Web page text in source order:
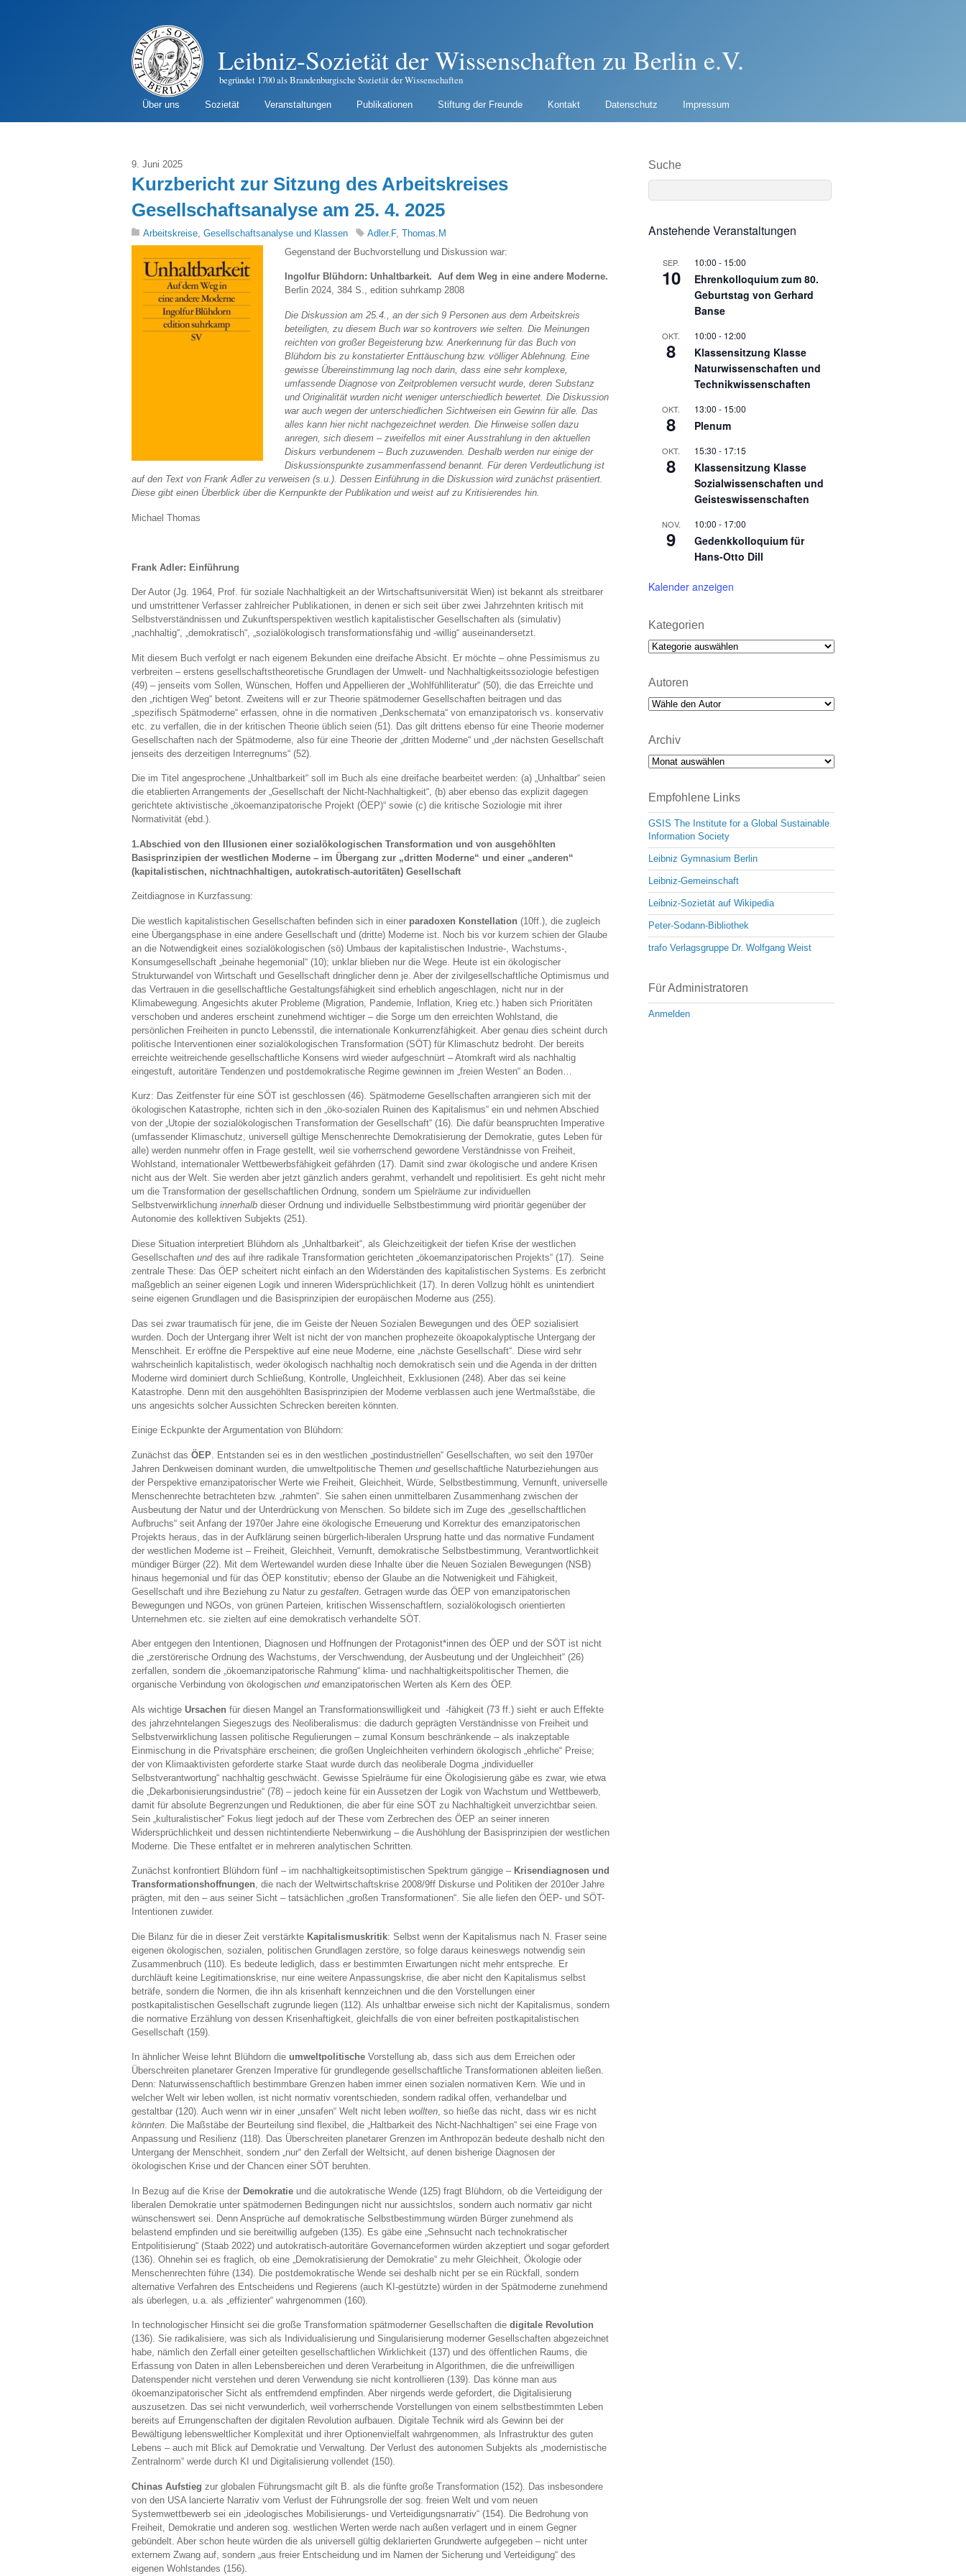
Leibniz-Sozietät der Wissenschaften zu Berlin e.V.
begründet 1700 als Brandenburgische Sozietät der Wissenschaften
Über uns Sozietät Veranstaltungen Publikationen Stiftung der Freunde Kontakt Datenschutz Impressum
9. Juni 2025
Kurzbericht zur Sitzung des Arbeitskreises
Gesellschaftsanalyse am 25. 4. 2025
Arbeitskreise Gesellschaftsanalyse und Klassen Adler.F, Thomas.M
Gegenstand der Buchvorstellung und Diskussion war:
Ingolfur Blühdorn: Unhaltbarkeit. Auf dem Weg in eine andere Moderne.
Berlin 2024, 384 S., edition suhrkamp 2808
Die Diskussion am 25.4., an der sich 9 Personen aus dem Arbeitskreis
beteiligten, zu diesem Buch war so kontrovers wie selten. Die Meinungen
reichten von großer Begeisterung bzw. Anerkennung für das Buch von
Blühdorn bis zu konstatierter Enttäuschung bzw. völliger Ablehnung. Eine
gewisse Übereinstimmung lag noch darin, dass eine sehr komplexe,
umfassende Diagnose von Zeitproblemen versucht wurde, deren Substanz
und Originalität wurden nicht weniger unterschiedlich bewertet. Die Diskussion
war auch wegen der unterschiedlichen Sichtweisen ein Gewinn für alle. Das
alles kann hier nicht nachgezeichnet werden. Die Hinweise sollen dazu
anregen, sich diesem – zweifellos mit einer Ausstrahlung in den aktuellen
Diskurs verbundenem – Buch zuzuwenden. Deshalb werden nur einige der
Diskussionspunkte zusammenfassend benannt. Für deren Verdeutlichung ist
auf den Text von Frank Adler zu verweisen (s.u.). Dessen Einführung in die Diskussion wird zunächst präsentiert.
Diese gibt einen Überblick über die Kernpunkte der Publikation und weist auf zu Kritisierendes hin.
Michael Thomas
Frank Adler: Einführung
Der Autor (Jg. 1964, Prof. für soziale Nachhaltigkeit an der Wirtschaftsuniversität Wien) ist bekannt als streitbarer
und umstrittener Verfasser zahlreicher Publikationen, in denen er sich seit über zwei Jahrzehnten kritisch mit
Selbstverständnissen und Zukunftsperspektiven westlich kapitalistischer Gesellschaften als (simulativ)
„nachhaltig“, „demokratisch“, „sozialökologisch transformationsfähig und -willig“ auseinandersetzt.
Mit diesem Buch verfolgt er nach eigenem Bekunden eine dreifache Absicht. Er möchte – ohne Pessimismus zu
verbreiten – erstens gesellschaftstheoretische Grundlagen der Umwelt- und Nachhaltigkeitssoziologie befestigen
(49) – jenseits vom Sollen, Wünschen, Hoffen und Appellieren der „Wohlfühlliteratur“ (50), die das Erreichte und
den „richtigen Weg“ betont. Zweitens will er zur Theorie spätmoderner Gesellschaften beitragen und das
„spezifisch Spätmoderne“ erfassen, ohne in die normativen „Denkschemata“ von emanzipatorisch vs. konservativ
etc. zu verfallen, die in der kritischen Theorie üblich seien (51). Das gilt drittens ebenso für eine Theorie moderner
Gesellschaften nach der Spätmoderne, also für eine Theorie der „dritten Moderne“ und „der nächsten Gesellschaft
jenseits des derzeitigen Interregnums“ (52).
Die im Titel angesprochene „Unhaltbarkeit“ soll im Buch als eine dreifache bearbeitet werden: (a) „Unhaltbar“ seien
die etablierten Arrangements der „Gesellschaft der Nicht-Nachhaltigkeit“, (b) aber ebenso das explizit dagegen
gerichtete aktivistische „ökoemanzipatorische Projekt (ÖEP)“ sowie (c) die kritische Soziologie mit ihrer
Normativität (ebd.).
1.Abschied von den Illusionen einer sozialökologischen Transformation und von ausgehöhlten
Basisprinzipien der westlichen Moderne – im Übergang zur „dritten Moderne“ und einer „anderen“
(kapitalistischen, nichtnachhaltigen, autokratisch-autoritäten) Gesellschaft
Zeitdiagnose in Kurzfassung:
Die westlich kapitalistischen Gesellschaften befinden sich in einer paradoxen Konstellation (10ff.), die zugleich
eine Übergangsphase in eine andere Gesellschaft und (dritte) Moderne ist. Noch bis vor kurzem schien der Glaube
an die Notwendigkeit eines sozialökologischen (sö) Umbaus der kapitalistischen Industrie-, Wachstums-,
Konsumgesellschaft „beinahe hegemonial“ (10); unklar blieben nur die Wege. Heute ist ein ökologischer
Strukturwandel von Wirtschaft und Gesellschaft dringlicher denn je. Aber der zivilgesellschaftliche Optimismus und
das Vertrauen in die gesellschaftliche Gestaltungsfähigkeit sind erheblich angeschlagen, nicht nur in der
Klimabewegung. Angesichts akuter Probleme (Migration, Pandemie, Inflation, Krieg etc.) haben sich Prioritäten
verschoben und anderes erscheint zunehmend wichtiger – die Sorge um den erreichten Wohlstand, die
persönlichen Freiheiten in puncto Lebensstil, die internationale Konkurrenzfähigkeit. Aber genau dies scheint durch
politische Interventionen einer sozialökologischen Transformation (SÖT) für Klimaschutz bedroht. Der bereits
erreichte weitreichende gesellschaftliche Konsens wird wieder aufgeschnürt – Atomkraft wird als nachhaltig
eingestuft, autoritäre Tendenzen und postdemokratische Regime gewinnen im „freien Westen“ an Boden…
Kurz: Das Zeitfenster für eine SÖT ist geschlossen (46). Spätmoderne Gesellschaften arrangieren sich mit der
ökologischen Katastrophe, richten sich in den „öko-sozialen Ruinen des Kapitalismus“ ein und nehmen Abschied
von der „Utopie der sozialökologischen Transformation der Gesellschaft“ (16). Die dafür beanspruchten Imperative
(umfassender Klimaschutz, universell gültige Menschenrechte Demokratisierung der Demokratie, gutes Leben für
alle) werden nunmehr offen in Frage gestellt, weil sie vorherrschend gewordene Verständnisse von Freiheit,
Wohlstand, internationaler Wettbewerbsfähigkeit gefährden (17). Damit sind zwar ökologische und andere Krisen
nicht aus der Welt. Sie werden aber jetzt gänzlich anders gerahmt, verhandelt und repolitisiert. Es geht nicht mehr
um die Transformation der gesellschaftlichen Ordnung, sondern um Spielräume zur individuellen
Selbstverwirklichung innerhalb dieser Ordnung und individuelle Selbstbestimmung wird prioritär gegenüber der
Autonomie des kollektiven Subjekts (251).
Diese Situation interpretiert Blühdorn als „Unhaltbarkeit“, als Gleichzeitigkeit der tiefen Krise der westlichen
Gesellschaften unddes auf ihre radikale Transformation gerichteten „ökoemanzipatorischen Projekts“ (17). Seine
zentrale These: Das ÖEP scheitert nicht einfach an den Widerständen des kapitalistischen Systems. Es zerbricht
maßgeblich an seiner eigenen Logik und inneren Widersprüchlichkeit (17). In deren Vollzug höhlt es unintendiert
seine eigenen Grundlagen und die Basisprinzipien der europäischen Moderne aus (255).
Das sei zwar traumatisch für jene, die im Geiste der Neuen Sozialen Bewegungen und des ÖEP sozialisiert
wurden. Doch der Untergang ihrer Welt ist nicht der von manchen prophezeite ökoapokalyptische Untergang der
Menschheit. Er eröffne die Perspektive auf eine neue Moderne, eine „nächste Gesellschaft“. Diese wird sehr
wahrscheinlich kapitalistisch, weder ökologisch nachhaltig noch demokratisch sein und die Agenda in der dritten
Moderne wird dominiert durch Schließung, Kontrolle, Ungleichheit, Exklusionen (248). Aber das sei keine
Katastrophe. Denn mit den ausgehöhlten Basisprinzipien der Moderne verblassen auch jene Wertmaßstäbe, die
uns angesichts solcher Aussichten Schrecken bereiten könnten.
Einige Eckpunkte der Argumentation von Blühdorn:
Zunächst das ÖEP . Entstanden sei es in den westlichen „postindustriellen“ Gesellschaften, wo seit den 1970er
Jahren Denkweisen dominant wurden, die umweltpolitische Themen und gesellschaftliche Naturbeziehungen aus
der Perspektive emanzipatorischer Werte wie Freiheit, Gleichheit, Würde, Selbstbestimmung, Vernunft, universelle
Menschenrechte betrachteten bzw. „rahmten“. Sie sahen einen unmittelbaren Zusammenhang zwischen der
Ausbeutung der Natur und der Unterdrückung von Menschen. So bildete sich im Zuge des „gesellschaftlichen
Aufbruchs“ seit Anfang der 1970er Jahre eine ökologische Erneuerung und Korrektur des emanzipatorischen
Projekts heraus, das in der Aufklärung seinen bürgerlich-liberalen Ursprung hatte und das normative Fundament
der westlichen Moderne ist – Freiheit, Gleichheit, Vernunft, demokratische Selbstbestimmung, Verantwortlichkeit
mündiger Bürger (22). Mit dem Wertewandel wurden diese Inhalte über die Neuen Sozialen Bewegungen (NSB)
hinaus hegemonial und für das ÖEP konstitutiv; ebenso der Glaube an die Notwenigkeit und Fähigkeit,
Gesellschaft und ihre Beziehung zu Natur zu gestalten . Getragen wurde das ÖEP von emanzipatorischen
Bewegungen und NGOs, von grünen Parteien, kritischen Wissenschaftlern, sozialökologisch orientierten
Unternehmen etc. sie zielten auf eine demokratisch verhandelte SÖT.
Aber entgegen den Intentionen, Diagnosen und Hoffnungen der Protagonist*innen des ÖEP und der SÖT ist nicht
die „zerstörerische Ordnung des Wachstums, der Verschwendung, der Ausbeutung und der Ungleichheit“ (26)
zerfallen, sondern die „ökoemanzipatorische Rahmung“ klima- und nachhaltigkeitspolitischer Themen, die
organische Verbindung von ökologischen undemanzipatorischen Werten als Kern des ÖEP.
Als wichtige Ursachen für diesen Mangel an Transformationswilligkeit und -fähigkeit (73 ff.) sieht er auch Effekte
des jahrzehntelangen Siegeszugs des Neoliberalismus: die dadurch geprägten Verständnisse von Freiheit und
Selbstverwirklichung lassen politische Regulierungen – zumal Konsum beschränkende – als inakzeptable
Einmischung in die Privatsphäre erscheinen; die großen Ungleichheiten verhindern ökologisch „ehrliche“ Preise;
der von Klimaaktivisten geforderte starke Staat wurde durch das neoliberale Dogma „individueller
Selbstverantwortung“ nachhaltig geschwächt. Gewisse Spielräume für eine Ökologisierung gäbe es zwar, wie etwa
die „Dekarbonisierungsindustrie“ (78) – jedoch keine für ein Aussetzen der Logik von Wachstum und Wettbewerb,
damit für absolute Begrenzungen und Reduktionen, die aber für eine SÖT zu Nachhaltigkeit unverzichtbar seien.
Sein „kulturalistischer“ Fokus liegt jedoch auf der These vom Zerbrechen des ÖEP an seiner inneren
Widersprüchlichkeit und dessen nichtintendierte Nebenwirkung – die Aushöhlung der Basisprinzipien der westlichen
Moderne. Die These entfaltet er in mehreren analytischen Schritten.
Zunächst konfrontiert Blühdorn fünf – im nachhaltigkeitsoptimistischen Spektrum gängige – Krisendiagnosen und
Transformationshoffnungen, die nach der Weltwirtschaftskrise 2008/9ff Diskurse und Politiken der 2010er Jahre
prägten, mit den – aus seiner Sicht – tatsächlichen „großen Transformationen“. Sie alle liefen den ÖEP- und SÖT-
Intentionen zuwider.
Die Bilanz für die in dieser Zeit verstärkte Kapitalismuskritik: Selbst wenn der Kapitalismus nach N. Fraser seine
eigenen ökologischen, sozialen, politischen Grundlagen zerstöre, so folge daraus keineswegs notwendig sein
Zusammenbruch (110). Es bedeute lediglich, dass er bestimmten Erwartungen nicht mehr entspreche. Er
durchläuft keine Legitimationskrise, nur eine weitere Anpassungskrise, die aber nicht den Kapitalismus selbst
beträfe, sondern die Normen, die ihn als krisenhaft kennzeichnen und die den Vorstellungen einer
postkapitalistischen Gesellschaft zugrunde liegen (112). Als unhaltbar erweise sich nicht der Kapitalismus, sondern
die normative Erzählung von dessen Krisenhaftigkeit, gleichfalls die von einer befreiten postkapitalistischen
Gesellschaft (159).
In ähnlicher Weise lehnt Blühdorn die umweltpolitische Vorstellung ab, dass sich aus dem Erreichen oder
Überschreiten planetarer Grenzen Imperative für grundlegende gesellschaftliche Transformationen ableiten ließen.
Denn: Naturwissenschaftlich bestimmbare Grenzen haben immer einen sozialen normativen Kern. Wie und in
welcher Welt wir leben wollen, ist nicht normativ vorentschieden, sondern radikal offen, verhandelbar und
gestaltbar (120). Auch wenn wir in einer „unsafen“ Welt nicht leben wollten, so hieße das nicht, dass wir es nicht
könnten. Die Maßstäbe der Beurteilung sind flexibel, die „Haltbarkeit des Nicht-Nachhaltigen“ sei eine Frage von
Anpassung und Resilienz (118). Das Überschreiten planetarer Grenzen im Anthropozän bedeute deshalb nicht den
Untergang der Menschheit, sondern „nur“ den Zerfall der Weltsicht, auf denen bisherige Diagnosen der
ökologischen Krise und der Chancen einer SÖT beruhten.
In Bezug auf die Krise der Demokratie und die autokratische Wende (125) fragt Blühdorn, ob die Verteidigung der
liberalen Demokratie unter spätmodernen Bedingungen nicht nur aussichtslos, sondern auch normativ gar nicht
wünschenswert sei. Denn Ansprüche auf demokratische Selbstbestimmung würden Bürger zunehmend als
belastend empfinden und sie bereitwillig aufgeben (135). Es gäbe eine „Sehnsucht nach technokratischer
Entpolitisierung“ (Staab 2022) und autokratisch-autoritäre Governanceformen würden akzeptiert und sogar gefordert
(136). Ohnehin sei es fraglich, ob eine „Demokratisierung der Demokratie“ zu mehr Gleichheit, Ökologie oder
Menschenrechten führe (134). Die postdemokratische Wende sei deshalb nicht per se ein Rückfall, sondern
alternative Verfahren des Entscheidens und Regierens (auch KI-gestützte) würden in der Spätmoderne zunehmend
als überlegen, u.a. als „effizienter“ wahrgenommen (160).
In technologischer Hinsicht sei die große Transformation spätmoderner Gesellschaften die digitale Revolution
(136). Sie radikalisiere, was sich als Individualisierung und Singularisierung moderner Gesellschaften abgezeichnet
habe, nämlich den Zerfall einer geteilten gesellschaftlichen Wirklichkeit (137) und des öffentlichen Raums, die
Erfassung von Daten in allen Lebensbereichen und deren Verarbeitung in Algorithmen, die die unfreiwilligen
Datenspender nicht verstehen und deren Verwendung sie nicht kontrollieren (139). Das könne man aus
ökoemanzipatorischer Sicht als entfremdend empfinden. Aber nirgends werde gefordert, die Digitalisierung
auszusetzen. Das sei nicht verwunderlich, weil vorherrschende Vorstellungen von einem selbstbestimmten Leben
bereits auf Errungenschaften der digitalen Revolution aufbauen. Digitale Technik wird als Gewinn bei der
Bewältigung lebensweltlicher Komplexität und ihrer Optionenvielfalt wahrgenommen, als Infrastruktur des guten
Lebens – auch mit Blick auf Demokratie und Verwaltung. Der Verlust des autonomen Subjekts als „modernistische
Zentralnorm“ werde durch KI und Digitalisierung vollendet (150).
Chinas Aufstieg zur globalen Führungsmacht gilt B. als die fünfte große Transformation (152). Das insbesondere
von den USA lancierte Narrativ vom Verlust der Führungsrolle der sog. freien Welt und vom neuen
Systemwettbewerb sei ein „ideologisches Mobilisierungs- und Verteidigungsnarrativ“ (154). Die Bedrohung von
Freiheit, Demokratie und anderen sog. westlichen Werten werde nach außen verlagert und in einem Gegner
gebündelt. Aber schon heute würden die als universell gültig deklarierten Grundwerte aufgegeben – nicht unter
externem Zwang auf, sondern „aus freier Entscheidung und im Namen der Sicherung und Verteidigung“ des
eigenen Wohlstandes (156).
Suche
Anstehende Veranstaltungen
SEP.
10
10:00 - 15:00
Ehrenkolloquium zum 80.
Geburtstag von Gerhard
Banse
OKT.
8
10:00 - 12:00
Klassensitzung Klasse
Naturwissenschaften und
Technikwissenschaften
OKT.
8
13:00 - 15:00
Plenum
OKT.
8
15:30 - 17:15
Klassensitzung Klasse
Sozialwissenschaften und
Geisteswissenschaften
NOV.
9
10:00 - 17:00
Gedenkkolloquium für
Hans-Otto Dill
Kalender anzeigen
Kategorien
Kategorien
Autoren
Archiv
Archiv
Empfohlene Links
GSIS The Institute for a Global Sustainable
Information Society
Leibniz Gymnasium Berlin
Leibniz-Gemeinschaft
Leibniz-Sozietät auf Wikipedia
Peter-Sodann-Bibliothek
trafo Verlagsgruppe Dr. Wolfgang Weist
Für Administratoren
Anmelden